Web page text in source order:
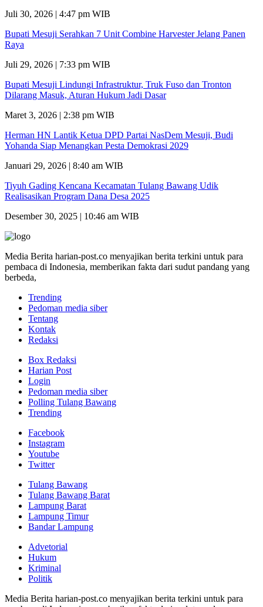
Juli 30, 2026 | 4:47 pm WIB
Bupati Mesuji Serahkan 7 Unit Combine Harvester Jelang Panen
Raya
Juli 29, 2026 | 7:33 pm WIB
Bupati Mesuji Lindungi Infrastruktur, Truk Fuso dan Tronton
Dilarang Masuk, Aturan Hukum Jadi Dasar
Maret 3, 2026 | 2:38 pm WIB
Herman HN Lantik Ketua DPD Partai NasDem Mesuji, Budi
Yohanda Siap Menangkan Pesta Demokrasi 2029
Januari 29, 2026 | 8:40 am WIB
Tiyuh Gading Kencana Kecamatan Tulang Bawang Udik
Realisasikan Program Dana Desa 2025
Desember 30, 2025 | 10:46 am WIB
Media Berita harian-post.co menyajikan berita terkini untuk para
pembaca di Indonesia, memberikan fakta dari sudut pandang yang
berbeda,
Trending
Pedoman media siber
Tentang
Kontak
Redaksi
Box Redaksi
Harian Post
Login
Pedoman media siber
Polling Tulang Bawang
Trending
Facebook
Instagram
Youtube
Twitter
Tulang Bawang
Tulang Bawang Barat
Lampung Barat
Lampung Timur
Bandar Lampung
Advetorial
Hukum
Kriminal
Politik
Media Berita harian-post.co menyajikan berita terkini untuk para